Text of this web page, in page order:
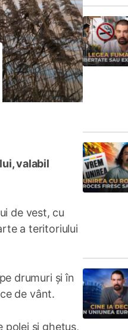
valabil
de vest, cu
a teritoriului
drumuri și în
de vânt.
polei și ghețuș,